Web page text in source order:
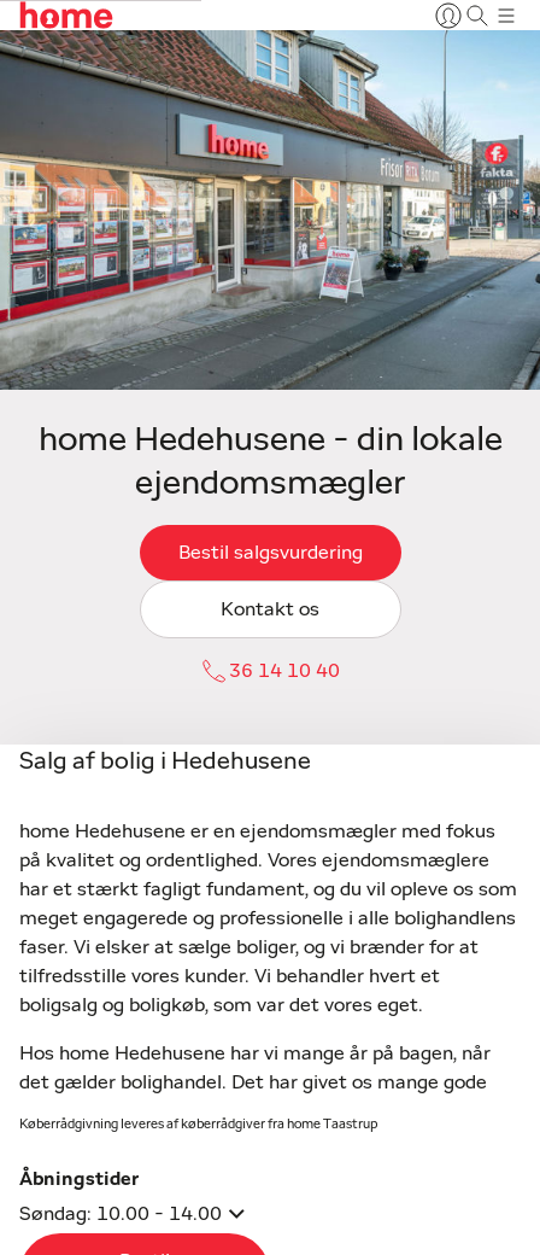
home Hedehusene - din lokale
ejendomsmægler
Bestil salgsvurdering
Kontakt os
36 14 10 40
Salg af bolig i Hedehusene
home Hedehusene er en ejendomsmægler med fokus
på kvalitet og ordentlighed. Vores ejendomsmæglere
har et stærkt fagligt fundament, og du vil opleve os som
meget engagerede og professionelle i alle bolighandlens
faser. Vi elsker at sælge boliger, og vi brænder for at
tilfredsstille vores kunder. Vi behandler hvert et
boligsalg og boligkøb, som var det vores eget.
Hos home Hedehusene har vi mange år på bagen, når
det gælder bolighandel. Det har givet os mange gode
vægt på at finde den helt rigtige pris på enhver type
Vi har mange slags boliger til salg, bl.a. andelsboliger,
Køberrådgivning leveres af køberrådgiver fra home Taastrup
Åbningstider
Søndag: 10.00 - 14.00